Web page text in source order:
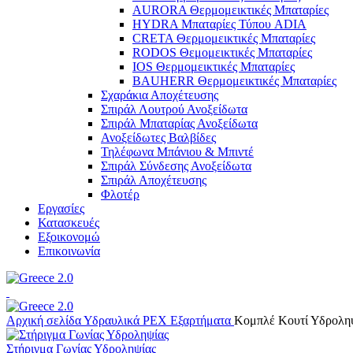
AURORA Θερμομεικτικές Μπαταρίες
HYDRA Μπαταρίες Τύπου ADIA
CRETA Θερμομεικτικές Μπαταρίες
RODOS Θεμομεικτικές Μπαταρίες
IOS Θερμομεικτικές Μπαταρίες
BAUHERR Θερμομεικτικές Μπαταρίες
Σχαράκια Αποχέτευσης
Σπιράλ Λουτρού Ανοξείδωτα
Σπιράλ Μπαταρίας Ανοξείδωτα
Ανοξείδωτες Βαλβίδες
Τηλέφωνα Μπάνιου & Μπιντέ
Σπιράλ Σύνδεσης Ανοξείδωτα
Σπιράλ Αποχέτευσης
Φλοτέρ
Εργασίες
Κατασκευές
Εξοικονομώ
Επικοινωνία
Αρχική σελίδαΥδραυλικά PEX Εξαρτήματα Κομπλέ Κουτί
Στήριγμα Γωνίας Υδροληψίας